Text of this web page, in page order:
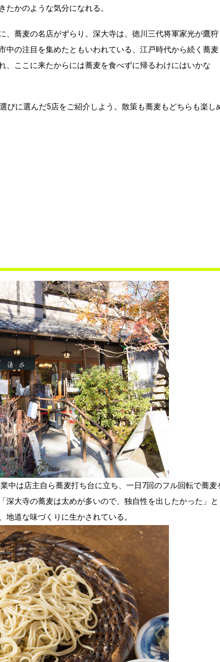
かのような気分になれる。
、蕎麦の名店がずらり。深大寺は、徳川三代将軍家光が鷹狩
中の注目を集めたともいわれている、江戸時代から続く蕎麦
、ここに来たからには蕎麦を食べずに帰るわけにはいかな
びに選んだ5店をご紹介しよう。散策も蕎麦もどちらも楽し
中は店主自ら蕎麦打ち台に立ち、一日7回のフル回転で蕎麦
大寺の蕎麦は太めが多いので、独自性を出したかった」と
道な味づくりに生かされている。